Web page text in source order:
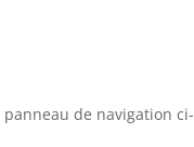
de navigation